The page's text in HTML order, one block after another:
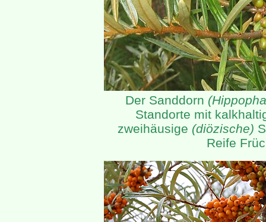
Der Sanddorn
Standorte mit
zweihäusige (diözische)
Reife